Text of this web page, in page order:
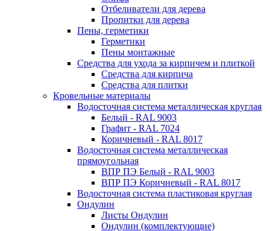
Отбеливатели для дерева
Пропитки для дерева
Пены, герметики
Герметики
Пены монтажные
Средства для ухода за кирпичем и плиткой
Средства для кирпича
Средства для плитки
Кровельные материалы
Водосточная система металлическая круглая
Белый - RAL 9003
Графит - RAL 7024
Коричневый - RAL 8017
Водосточная система металлическая
прямоугольная
ВПР ПЭ Белый - RAL 9003
ВПР ПЭ Коричневый - RAL 8017
Водосточная система пластиковая круглая
Ондулин
Листы Ондулин
Ондулин (комплектующие)